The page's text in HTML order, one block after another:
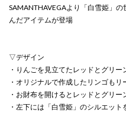
SAMANTHAVEGAより「白雪姫」
んだアイテムが登場
▽デザイン
・りんごを見立てたレッドとグリ
・オリジナルで作成したリンゴも
・お財布を開けるとレッドとグリー
・左下には「白雪姫」のシルエット